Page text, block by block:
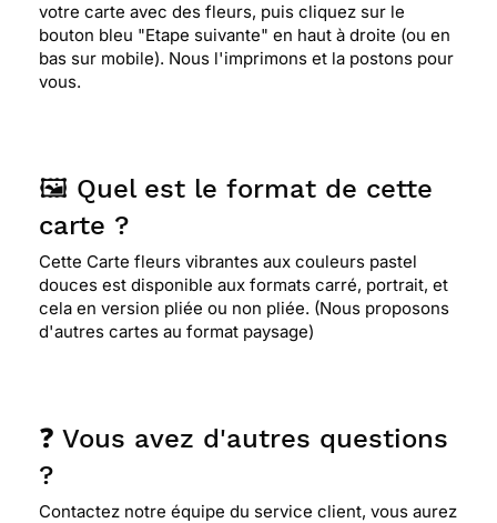
votre carte avec des fleurs, puis cliquez sur le
bouton bleu "Etape suivante" en haut à droite (ou en
bas sur mobile). Nous l'imprimons et la postons pour
vous.
🖼️ Quel est le format de cette
carte ?
Cette Carte fleurs vibrantes aux couleurs pastel
douces est disponible aux formats carré, portrait, et
cela en version pliée ou non pliée. (Nous proposons
d'autres cartes au format paysage)
❓ Vous avez d'autres questions
?
Contactez notre équipe du service client, vous aurez